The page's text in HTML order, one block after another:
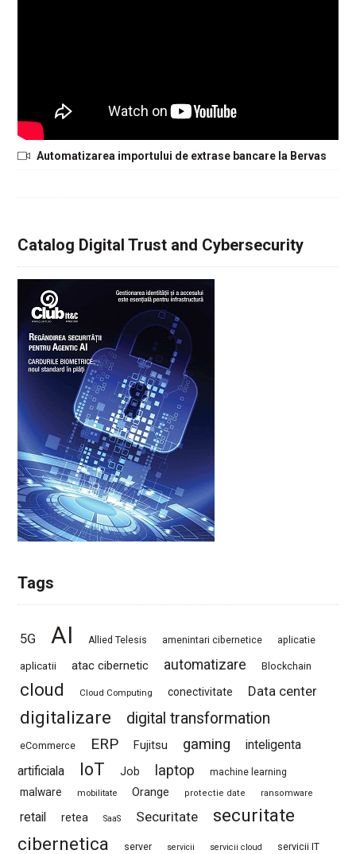
Automatizarea importului de extrase bancare la Bervas
Catalog Digital Trust and Cybersecurity
Tags
5G AI Allied Telesis amenintari cibernetice aplicatie
aplicatii atac cibernetic automatizare Blockchain
cloud Cloud Computing conectivitate Data center
digitalizare digital transformation
eCommerce ERP Fujitsu gaming
inteligenta
artificiala
IoT Job laptop machine learning
malware mobilitate Orange protectie date ransomware
retail retea SaaS Securitate
securitate
cibernetica
server servicii servicii cloud servicii IT